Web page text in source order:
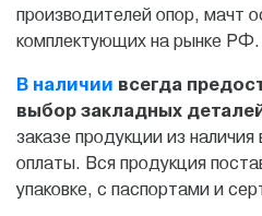
производителей опор, мачт
комплектующих на рынке РФ.
В наличии всегда
выбор закладных
заказе продукции из
оплаты. Вся продукция
упаковке, с паспортами и